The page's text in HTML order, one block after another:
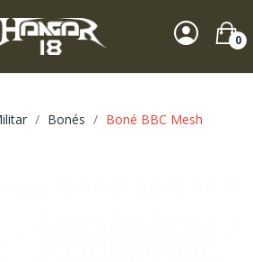
0
Bonés
Boné BBC Mesh